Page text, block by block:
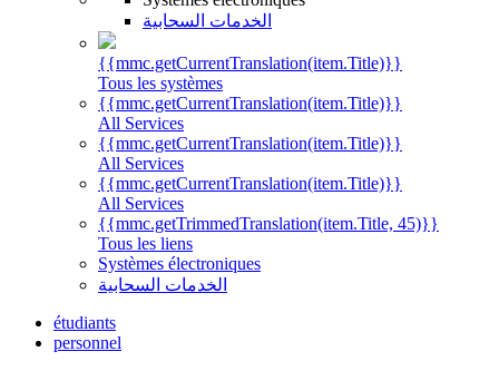
الخدمات السحابية
{{mmc.getCurrentTranslation(item.Title)}}
Tous les systèmes
{{mmc.getCurrentTranslation(item.Title)}}
All Services
{{mmc.getCurrentTranslation(item.Title)}}
All Services
{{mmc.getCurrentTranslation(item.Title)}}
All Services
{{mmc.getTrimmedTranslation(item.Title, 45)}}
Tous les liens
Systèmes électroniques
الخدمات السحابية
étudiants
personnel